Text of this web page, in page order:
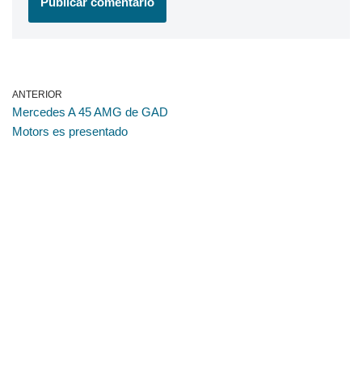
ANTERIOR
Mercedes A 45 AMG de GAD
Motors es presentado